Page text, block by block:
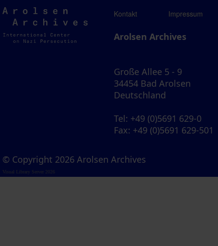
Arolsen
Archives
Kontakt Impressum
Arolsen Archives
Große Allee 5 - 9
34454 Bad Arolsen
Deutschland
Tel: +49 (0)5691 629-0
Fax: +49 (0)5691 629-501
© Copyright 2026 Arolsen Archives
Visual Library Server 2026